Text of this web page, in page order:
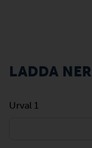
LADDA NER
Urval 1